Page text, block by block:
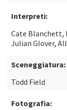
Interpreti:
Cate Blanchett,
Julian Glover,
Sceneggiatura:
Todd Field
Fotografia: